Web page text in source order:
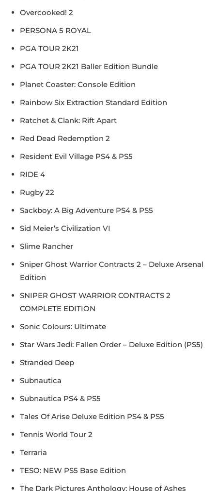
Overcooked! 2
PERSONA 5 ROYAL
PGA TOUR 2K21
PGA TOUR 2K21 Baller Edition Bundle
Planet Coaster: Console Edition
Rainbow Six Extraction Standard Edition
Ratchet & Clank: Rift Apart
Red Dead Redemption 2
Resident Evil Village PS4 & PS5
RIDE 4
Rugby 22
Sackboy: A Big Adventure PS4 & PS5
Sid Meier’s Civilization VI
Slime Rancher
Sniper Ghost Warrior Contracts 2 – Deluxe Arsenal
Edition
SNIPER GHOST WARRIOR CONTRACTS 2
COMPLETE EDITION
Sonic Colours: Ultimate
Star Wars Jedi: Fallen Order – Deluxe Edition (PS5)
Stranded Deep
Subnautica
Subnautica PS4 & PS5
Tales Of Arise Deluxe Edition PS4 & PS5
Tennis World Tour 2
Terraria
TESO: NEW PS5 Base Edition
The Dark Pictures Anthology: House of Ashes